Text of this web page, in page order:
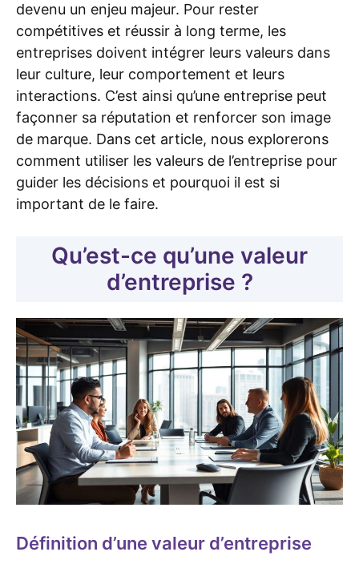
devenu un enjeu majeur. Pour rester
compétitives et réussir à long terme, les
entreprises doivent intégrer leurs valeurs dans
leur culture, leur comportement et leurs
interactions. C’est ainsi qu’une entreprise peut
façonner sa réputation et renforcer son image
de marque. Dans cet article, nous explorerons
comment utiliser les valeurs de l’entreprise pour
guider les décisions et pourquoi il est si
important de le faire.
Qu’est-ce qu’une valeur
d’entreprise ?
Définition d’une valeur d’entreprise